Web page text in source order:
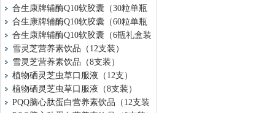
合生康牌辅酶Q10软胶囊（30粒单瓶
合生康牌辅酶Q10软胶囊（60粒单瓶
合生康牌辅酶Q10软胶囊（6瓶礼盒装
雪灵芝营养素饮品（12支装）
雪灵芝营养素饮品（8支装）
植物硒灵芝虫草口服液（12支）
植物硒灵芝虫草口服液（8支装）
PQQ脑心肽蛋白营养素饮品（12支装